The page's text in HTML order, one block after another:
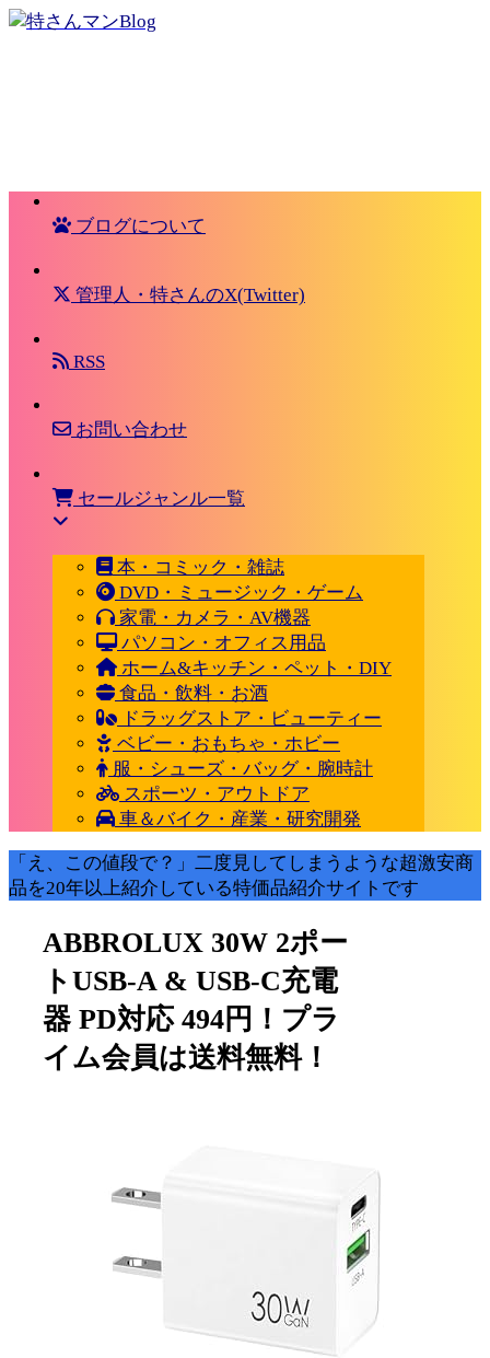
ブログについて
管理人・特さんのX(Twitter)
RSS
お問い合わせ
セールジャンル一覧
本・コミック・雑誌
DVD・ミュージック・ゲーム
家電・カメラ・AV機器
パソコン・オフィス用品
ホーム&キッチン・ペット・DIY
食品・飲料・お酒
ドラッグストア・ビューティー
ベビー・おもちゃ・ホビー
服・シューズ・バッグ・腕時計
スポーツ・アウトドア
車＆バイク・産業・研究開発
「え、この値段で？」二度見してしまうような超激安商
品を20年以上紹介している特価品紹介サイトです
ABBROLUX 30W 2ポー
トUSB-A & USB-C充電
器 PD対応 494円！プラ
イム会員は送料無料！